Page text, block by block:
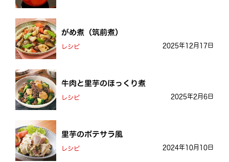
がめ煮（筑前煮）
レシピ 2025年12月17日
牛肉と里芋のほっくり煮
レシピ 2025年2月6日
里芋のポテサラ風
レシピ 2024年10月10日